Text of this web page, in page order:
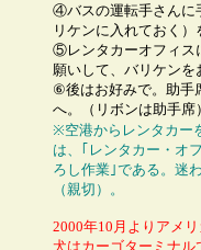
④バスの運転手さんに
リケンに入れておく）
⑤レンタカーオフィス
願いして、バリケンを
⑥後はお好みで。助手
へ。（リボンは助手席）
※空港からレンタカー
は、｢レンタカー・オ
ろし作業｣である。迷
（親切）。
2000年10月よりアメ
犬はカーゴターミナル